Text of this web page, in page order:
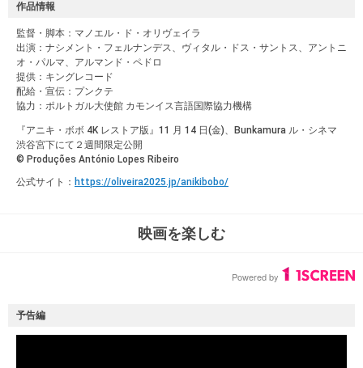
作品情報
監督・脚本：マノエル・ド・オリヴェイラ
出演：ナシメント・フェルナンデス、ヴィタル・ドス・サントス、アントニ
オ・パルマ、アルマンド・ペドロ
提供：キングレコード
配給・宣伝：プンクテ
協⼒：ポルトガル⼤使館 カモンイス⾔語国際協⼒機構
『アニキ・ボボ 4K レストア版』11 月 14 日(金)、Bunkamura ル・シネマ
渋谷宮下にて２週間限定公開
© Produções António Lopes Ribeiro
公式サイト： https://oliveira2025.jp/anikibobo/
映画を楽しむ
予告編